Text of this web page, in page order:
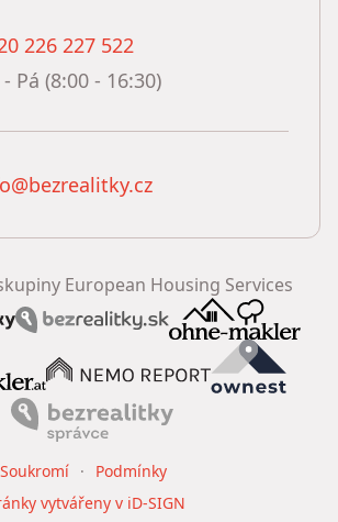
226 227 522
Pá (8:00 - 16:30)
European Housing Services
Soukromí
Podmínky
vytvářeny v iD-SIGN